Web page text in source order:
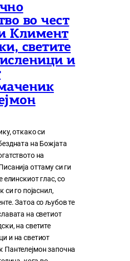
во чест
Климент
светите
и
откако си
на Божјата
на
оттаму си ги
елинскиот глас, со
си го појаснил,
Затоа со љубов те
на светиот
на светите
и на светиот
Пантелејмон започна